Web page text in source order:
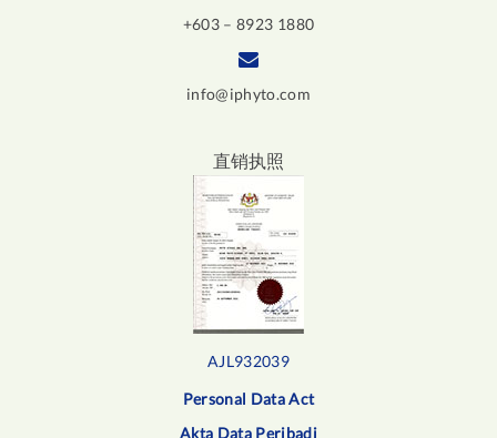
+603 – 8923 1880
info@iphyto.com
直销执照
AJL932039
Personal Data Act
Akta Data Peribadi